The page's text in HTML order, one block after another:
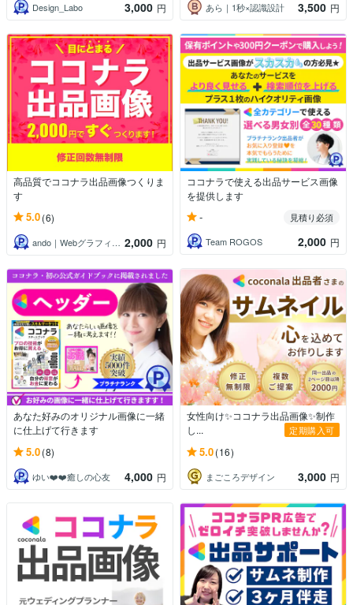
Design_Labo 3,000 円 あら｜1秒×認識設計 3,500 円
高品質でココナラ出品画像つくりま
す
5.0(6)
ando｜Webグラフィック 2,000 円
ココナラで使える出品サービス画像
を提供します
-
見積り必須
Team ROGOS
2,000 円
あなた好みのオリジナル画像に一緒
に仕上げて行きます
5.0(8)
ゆい❤️❤️癒しの心友 4,000 円
女性向け✨ココナラ出品画像✨制作
し...
定期購入可
5.0(16)
まごころデザイン 3,000 円